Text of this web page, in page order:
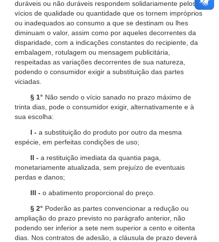
duráveis ou não duráveis respondem solidariamente pelos
vícios de qualidade ou quantidade que os tornem impróprios
ou inadequados ao consumo a que se destinam ou lhes
diminuam o valor, assim como por aqueles decorrentes da
disparidade, com a indicações constantes do recipiente, da
embalagem, rotulagem ou mensagem publicitária,
respeitadas as variações decorrentes de sua natureza,
podendo o consumidor exigir a substituição das partes
viciadas.
§ 1° Não sendo o vício sanado no prazo máximo de
trinta dias, pode o consumidor exigir, alternativamente e à
sua escolha:
I - a substituição do produto por outro da mesma
espécie, em perfeitas condições de uso;
II - a restituição imediata da quantia paga,
monetariamente atualizada, sem prejuízo de eventuais
perdas e danos;
III - o abatimento proporcional do preço.
§ 2° Poderão as partes convencionar a redução ou
ampliação do prazo previsto no parágrafo anterior, não
podendo ser inferior a sete nem superior a cento e oitenta
dias. Nos contratos de adesão, a cláusula de prazo deverá